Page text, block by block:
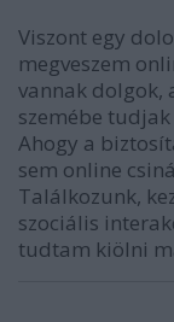
Viszont egy
megveszem
vannak dolgok,
szemébe
Ahogy a
sem online
Találkozunk,
szociális
tudtam kiölni